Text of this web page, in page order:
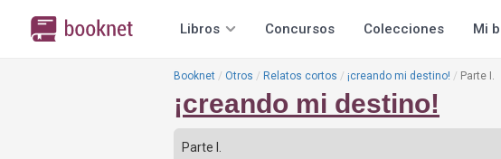
Libros Concursos Colecciones Mi
Booknet Otros Relatos cortos ¡creando mi destino! Parte I.
¡creando mi destino!